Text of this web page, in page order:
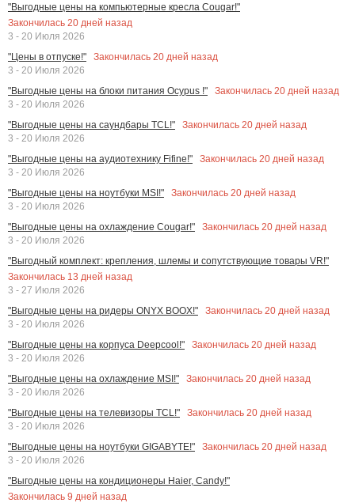
"Выгодные цены на компьютерные кресла Cougar!"
Закончилась 20 дней назад
3 - 20 Июля 2026
"Цены в отпуске!"
Закончилась 20 дней назад
3 - 20 Июля 2026
"Выгодные цены на блоки питания Ocypus !"
Закончилась 20 дней назад
3 - 20 Июля 2026
"Выгодные цены на саундбары TCL!"
Закончилась 20 дней назад
3 - 20 Июля 2026
"Выгодные цены на аудиотехнику Fifine!"
Закончилась 20 дней назад
3 - 20 Июля 2026
"Выгодные цены на ноутбуки MSI!"
Закончилась 20 дней назад
3 - 20 Июля 2026
"Выгодные цены на охлаждение Cougar!"
Закончилась 20 дней назад
3 - 20 Июля 2026
"Выгодный комплект: крепления, шлемы и сопутствующие товары VR!"
Закончилась 13 дней назад
3 - 27 Июля 2026
"Выгодные цены на ридеры ONYX BOOX!"
Закончилась 20 дней назад
3 - 20 Июля 2026
"Выгодные цены на корпуса Deepcool!"
Закончилась 20 дней назад
3 - 20 Июля 2026
"Выгодные цены на охлаждение MSI!"
Закончилась 20 дней назад
3 - 20 Июля 2026
"Выгодные цены на телевизоры TCL!"
Закончилась 20 дней назад
3 - 20 Июля 2026
"Выгодные цены на ноутбуки GIGABYTE!"
Закончилась 20 дней назад
3 - 20 Июля 2026
"Выгодные цены на кондиционеры Haier, Candy!"
Закончилась 9 дней назад